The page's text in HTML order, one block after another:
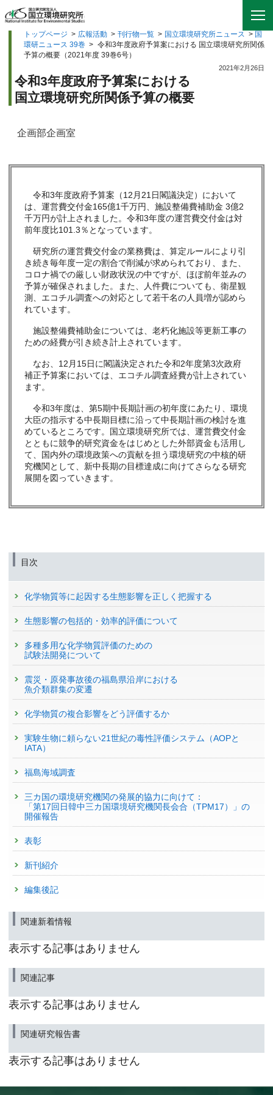
トップページ > 広報活動 > 刊行物一覧 > 国立環境研究所ニュース > 国
環研ニュース 39巻 > 令和3年度政府予算案における 国立環境研究所関係
予算の概要（2021年度 39巻6号）
2021年2月26日
令和3年度政府予算案における
国立環境研究所関係予算の概要
企画部企画室
令和3年度政府予算案（12月21日閣議決定）において
は、運営費交付金165億1千万円、施設整備費補助金 3億2
千万円が計上されました。令和3年度の運営費交付金は対
前年度比101.3％となっています。
研究所の運営費交付金の業務費は、算定ルールにより引
き続き毎年度一定の割合で削減が求められており、また、
コロナ禍での厳しい財政状況の中ですが、ほぼ前年並みの
予算が確保されました。また、人件費についても、衛星観
測、エコチル調査への対応として若干名の人員増が認めら
れています。
施設整備費補助金については、老朽化施設等更新工事の
ための経費が引き続き計上されています。
なお、12月15日に閣議決定された令和2年度第3次政府
補正予算案においては、エコチル調査経費が計上されてい
ます。
令和3年度は、第5期中長期計画の初年度にあたり、環境
大臣の指示する中長期目標に沿って中長期計画の検討を進
めているところです。国立環境研究所では、運営費交付金
とともに競争的研究資金をはじめとした外部資金も活用し
て、国内外の環境政策への貢献を担う環境研究の中核的研
究機関として、新中長期の目標達成に向けてさらなる研究
展開を図っていきます。
目次
化学物質等に起因する生態影響を正しく把握する
生態影響の包括的・効率的評価について
多種多用な化学物質評価のための
試験法開発について
震災・原発事故後の福島県沿岸における
魚介類群集の変遷
化学物質の複合影響をどう評価するか
実験生物に頼らない21世紀の毒性評価システム（AOPと
IATA）
福島海域調査
三カ国の環境研究機関の発展的協力に向けて：
「第17回日韓中三カ国環境研究機関長会合（TPM17）」の
開催報告
表彰
新刊紹介
編集後記
関連新着情報
表示する記事はありません
関連記事
表示する記事はありません
関連研究報告書
表示する記事はありません